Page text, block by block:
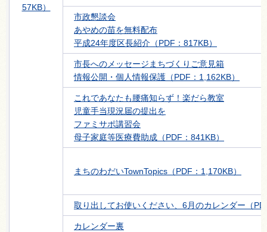
57KB）
市政懇談会
あやめの苗を無料配布
平成24年度区長紹介（PDF：817KB）
市長へのメッセージまちづくりご意見箱
情報公開・個人情報保護（PDF：1,162KB）
これであなたも腰痛知らず！楽だら教室
児童手当現況届の提出を
ファミサポ講習会
母子家庭等医療費助成（PDF：841KB）
まちのわだいTownTopics（PDF：1,170KB）
取り出してお使いください、6月のカレンダー（
カレンダー裏